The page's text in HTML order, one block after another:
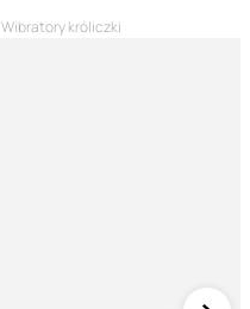
Wibratory króliczki